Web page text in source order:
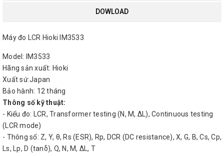
DOWLOAD
Máy đo LCR Hioki IM3533
Model: IM3533
Hãng sản xuất: Hioki
Xuất sứ:Japan
Bảo hành: 12 tháng
Thông số kỹ thuật:
- Kiểu đo: LCR, Transformer testing (N, M, ΔL), Continuous testing
(LCR mode)
- Thông số: Z, Y, θ, Rs (ESR), Rp, DCR (DC resistance), X, G, B, Cs, Cp,
Ls, Lp, D (tanδ), Q, N, M, ΔL, T